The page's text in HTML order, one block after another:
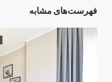
مشابه
املاک خود ما